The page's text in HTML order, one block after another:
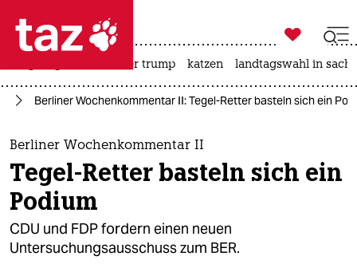
 taz zahl ich
taz zahl ich
themen
politik
öko
gesellschaft

taz zahl ich
usa unter trump katzen landtagswahl in
Berliner Wochenkommentar II: Tegel-Retter basteln sich ein
Berliner Wochenkommentar II
Tegel-Retter basteln sich ein
Podium
CDU und FDP fordern einen neuen
Untersuchungsausschuss zum BER.